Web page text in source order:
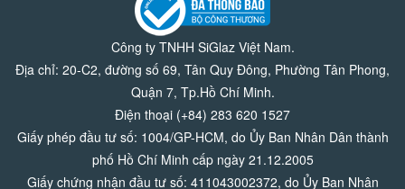
Công ty TNHH SiGlaz Việt Nam.
Địa chỉ: 20-C2, đường số 69, Tân Quy Đông, Phường Tân Phong,
Quận 7, Tp.Hồ Chí Minh.
Điện thoại (+84) 283 620 1527
Giấy phép đầu tư số: 1004/GP-HCM, do Ủy Ban Nhân Dân thành
phố Hồ Chí Minh cấp ngày 21.12.2005
Giấy chứng nhận đầu tư số: 411043002372, do Ủy Ban Nhân